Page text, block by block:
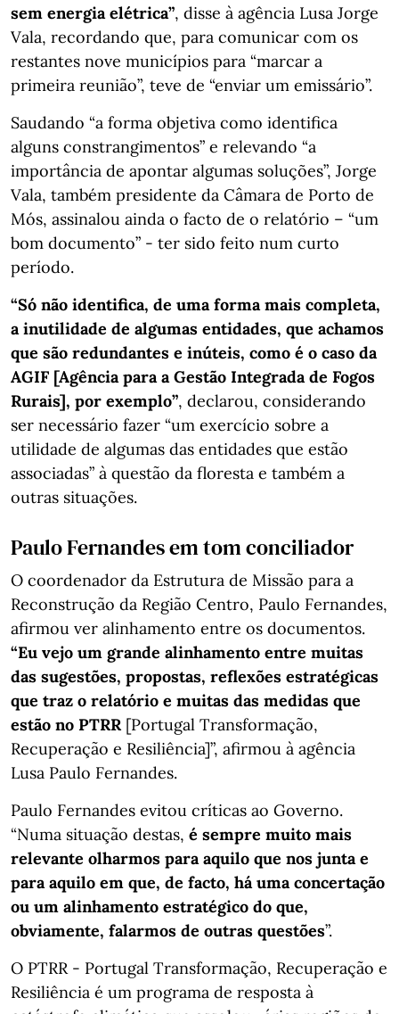
sem energia elétrica”, disse à agência Lusa Jorge
Vala, recordando que, para comunicar com os
restantes nove municípios para “marcar a
primeira reunião”, teve de “enviar um emissário”.
Saudando “a forma objetiva como identifica
alguns constrangimentos” e relevando “a
importância de apontar algumas soluções”, Jorge
Vala, também presidente da Câmara de Porto de
Mós, assinalou ainda o facto de o relatório – “um
bom documento” - ter sido feito num curto
período.
“Só não identifica, de uma forma mais completa,
a inutilidade de algumas entidades, que achamos
que são redundantes e inúteis, como é o caso da
AGIF [Agência para a Gestão Integrada de Fogos
Rurais], por exemplo”, declarou, considerando
ser necessário fazer “um exercício sobre a
utilidade de algumas das entidades que estão
associadas” à questão da floresta e também a
outras situações.
Paulo Fernandes em tom conciliador
O coordenador da Estrutura de Missão para a
Reconstrução da Região Centro, Paulo Fernandes,
afirmou ver alinhamento entre os documentos.
“Eu vejo um grande alinhamento entre muitas
das sugestões, propostas, reflexões estratégicas
que traz o relatório e muitas das medidas que
estão no PTRR [Portugal Transformação,
Recuperação e Resiliência]”, afirmou à agência
Lusa Paulo Fernandes.
Paulo Fernandes evitou críticas ao Governo.
“Numa situação destas, é sempre muito mais
relevante olharmos para aquilo que nos junta e
para aquilo em que, de facto, há uma concertação
ou um alinhamento estratégico do que,
obviamente, falarmos de outras questões”.
O PTRR - Portugal Transformação, Recuperação e
Resiliência é um programa de resposta à